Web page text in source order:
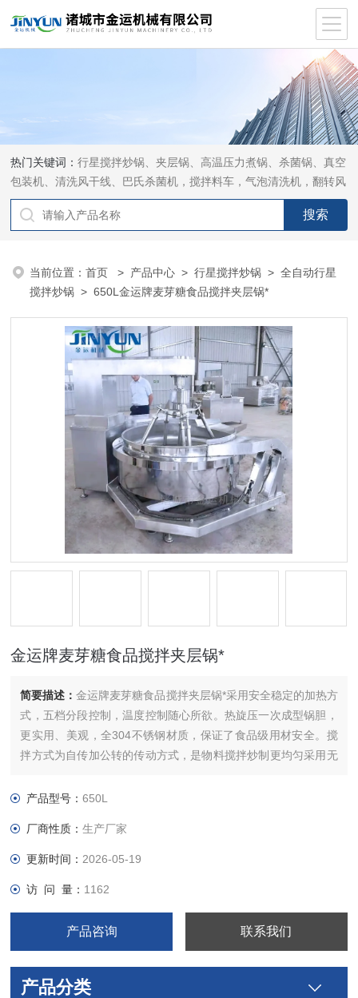
热门关键词：行星搅拌炒锅、夹层锅、高温压力煮锅、杀菌锅、真空
包装机、清洗风干线、巴氏杀菌机，搅拌料车，气泡清洗机，翻转风
干机
当前位置：首页 > 产品中心 >行星搅拌炒锅 >全自动行星
搅拌炒锅 > 650L金运牌麦芽糖食品搅拌夹层锅*
金运牌麦芽糖食品搅拌夹层锅*
简要描述：金运牌麦芽糖食品搅拌夹层锅*采用安全稳定的加热方
式，五档分段控制，温度控制随心所欲。热旋压一次成型锅胆，
更实用、美观，全304不锈钢材质，保证了食品级用材安全。搅
拌方式为自传加公转的传动方式，是物料搅拌炒制更均匀采用无
作，工作效率高，耗能低，使用寿命长。结构紧凑，维修方便等
产品型号：650L
厂商性质：生产厂家
更新时间： 2026-05-19
访 问 量： 1162
产品咨询 联系我们
产品分类